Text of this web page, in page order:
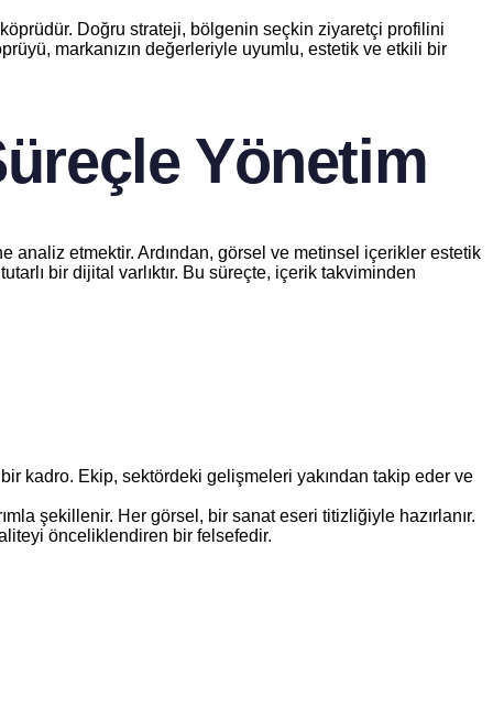
Doğru strateji, bölgenin seçkin ziyaretçi profilini
markanızın değerleriyle uyumlu, estetik ve etkili bir
Yönetim
analiz etmektir. Ardından, görsel ve metinsel içerikler estetik
bir dijital varlıktır. Bu süreçte, içerik takviminden
kadro. Ekip, sektördeki gelişmeleri yakından takip eder ve
şekillenir. Her görsel, bir sanat eseri titizliğiyle hazırlanır.
önceliklendiren bir felsefedir.